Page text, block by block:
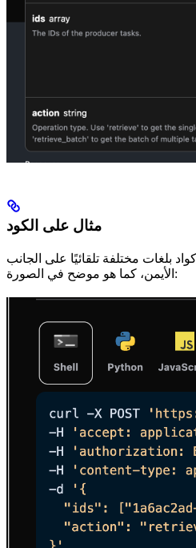
مثال على الكود
بلغات مختلفة تلقائيًا على الجانب
الأيمن، كما هو موضح في الصورة: